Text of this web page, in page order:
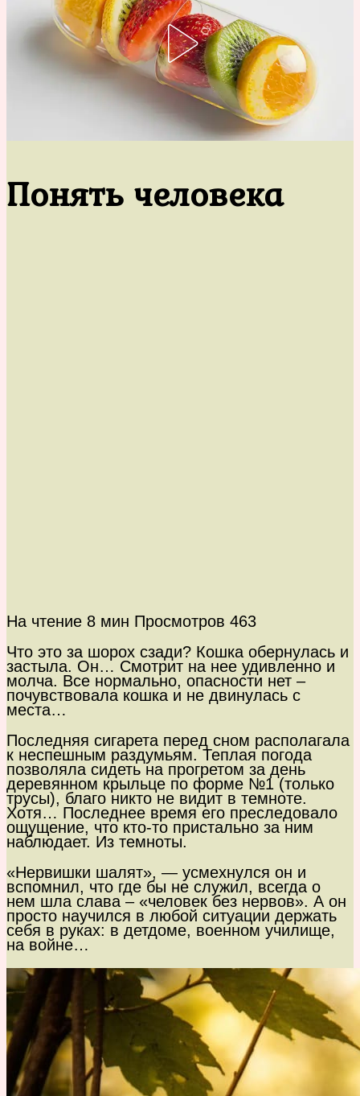
Понять человека
На чтение 8 мин Просмотров 463
Что это за шорох сзади? Кошка обернулась и
застыла. Он… Смотрит на нее удивленно и
молча. Все нормально, опасности нет –
почувствовала кошка и не двинулась с
места…
Последняя сигарета перед сном располагала
к неспешным раздумьям. Теплая погода
позволяла сидеть на прогретом за день
деревянном крыльце по форме №1 (только
трусы), благо никто не видит в темноте.
Хотя… Последнее время его преследовало
ощущение, что кто-то пристально за ним
наблюдает. Из темноты.
«Нервишки шалят», — усмехнулся он и
вспомнил, что где бы не служил, всегда о
нем шла слава – «человек без нервов». А он
просто научился в любой ситуации держать
себя в руках: в детдоме, военном училище,
на войне…